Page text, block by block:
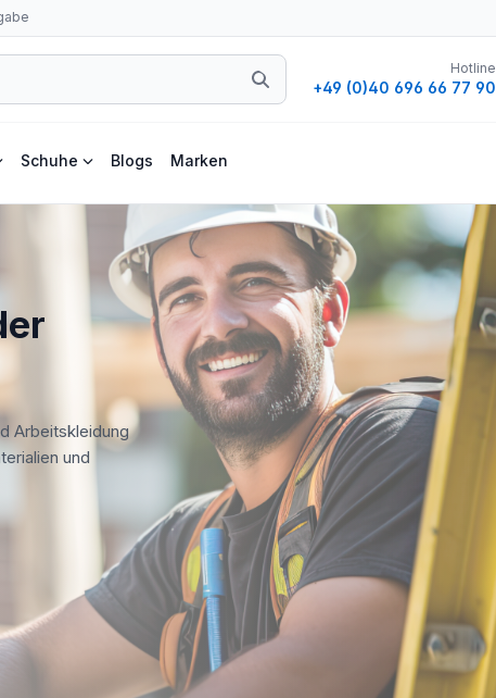
Hotline
+49 (0)40 696 66 77 90
Schuhe Blogs Marken
Arbeitskleidung
und